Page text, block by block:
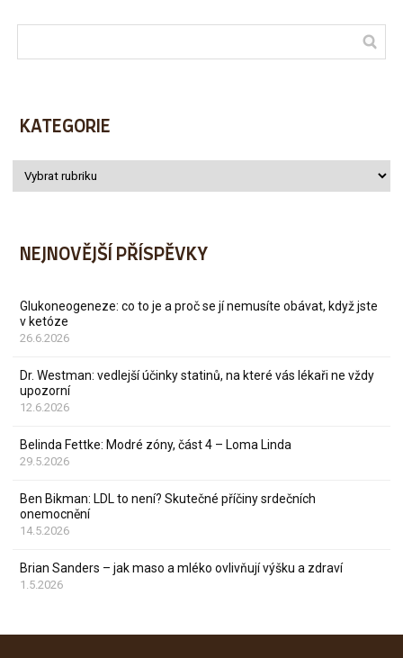
KATEGORIE
NEJNOVĚJŠÍ PŘÍSPĚVKY
Glukoneogeneze: co to je a proč se jí nemusíte obávat, když jste
v ketóze
26.6.2026
Dr. Westman: vedlejší účinky statinů, na které vás lékaři ne vždy
upozorní
12.6.2026
Belinda Fettke: Modré zóny, část 4 – Loma Linda
29.5.2026
Ben Bikman: LDL to není? Skutečné příčiny srdečních
onemocnění
14.5.2026
Brian Sanders – jak maso a mléko ovlivňují výšku a zdraví
1.5.2026